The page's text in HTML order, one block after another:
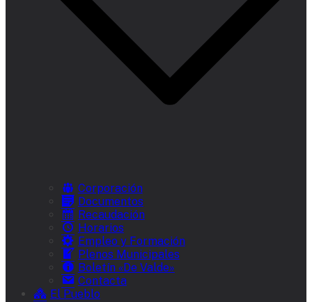
Corporación
Documentos
Recaudación
Horarios
Empleo y Formación
Plenos Municipales
Boletín «De Valde»
Contacta
El Pueblo